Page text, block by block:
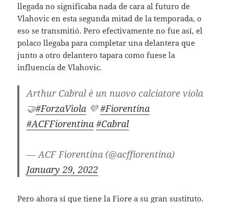
llegada no significaba nada de cara al futuro de
Vlahovic en esta segunda mitad de la temporada, o
eso se transmitió. Pero efectivamente no fue así, el
polaco llegaba para completar una delantera que
junto a otro delantero tapara como fuese la
influencia de Vlahovic.
Arthur Cabral è un nuovo calciatore viola
🤝#ForzaViola💜#Fiorentina
#ACFFiorentina #Cabral
— ACF Fiorentina (@acffiorentina)
January 29, 2022
Pero ahora sí que tiene la Fiore a su gran sustituto.